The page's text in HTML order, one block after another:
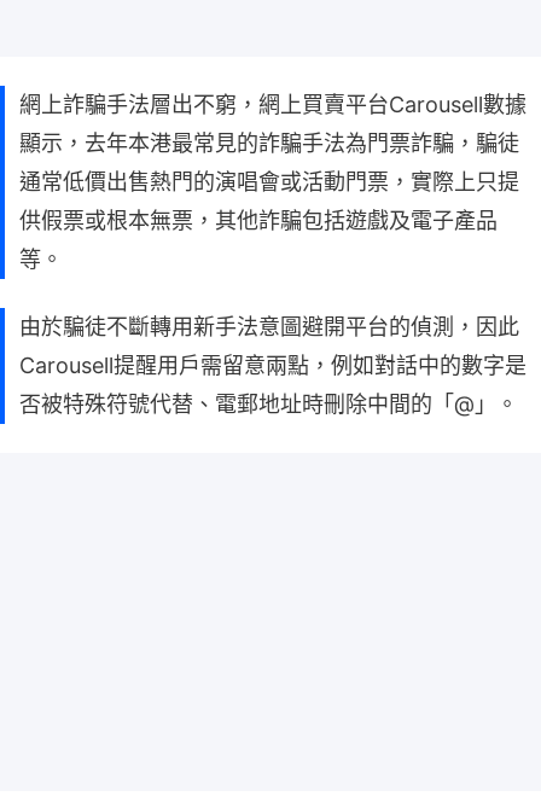
網上詐騙手法層出不窮，網上買賣平台Carousell數據
顯示，去年本港最常見的詐騙手法為門票詐騙，騙徒
通常低價出售熱門的演唱會或活動門票，實際上只提
供假票或根本無票，其他詐騙包括遊戲及電子產品
等。
由於騙徒不斷轉用新手法意圖避開平台的偵測，因此
Carousell提醒用戶需留意兩點，例如對話中的數字是
否被特殊符號代替、電郵地址時刪除中間的「@」。